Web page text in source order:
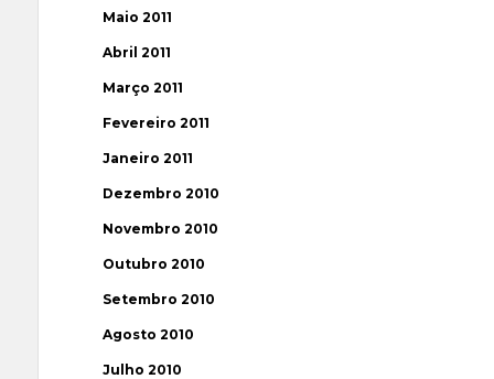
Maio 2011
Abril 2011
Março 2011
Fevereiro 2011
Janeiro 2011
Dezembro 2010
Novembro 2010
Outubro 2010
Setembro 2010
Agosto 2010
Julho 2010